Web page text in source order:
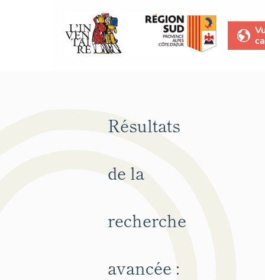
Résultats
de la
recherche
avancée :